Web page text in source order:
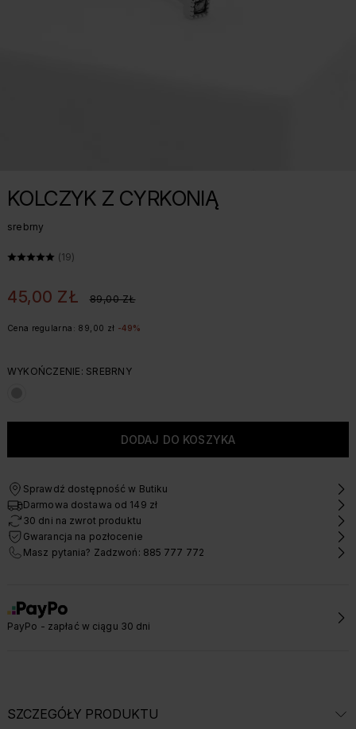
KOLCZYK Z CYRKONIĄ
srebrny
ŚREDNIA OCENA: 5 Z 5, LICZBA OPINII: 19
(19)
45,00 ZŁ 89,00 ZŁ
Cena regularna: 89,00 zł -49%
WYKOŃCZENIE: SREBRNY
Sprawdź dostępność w Butiku
Darmowa dostawa od 149 zł
30 dni na zwrot produktu
Gwarancja na pozłocenie
Masz pytania? Zadzwoń: 885 777 772
PayPo - zapłać w ciągu 30 dni
SZCZEGÓŁY PRODUKTU